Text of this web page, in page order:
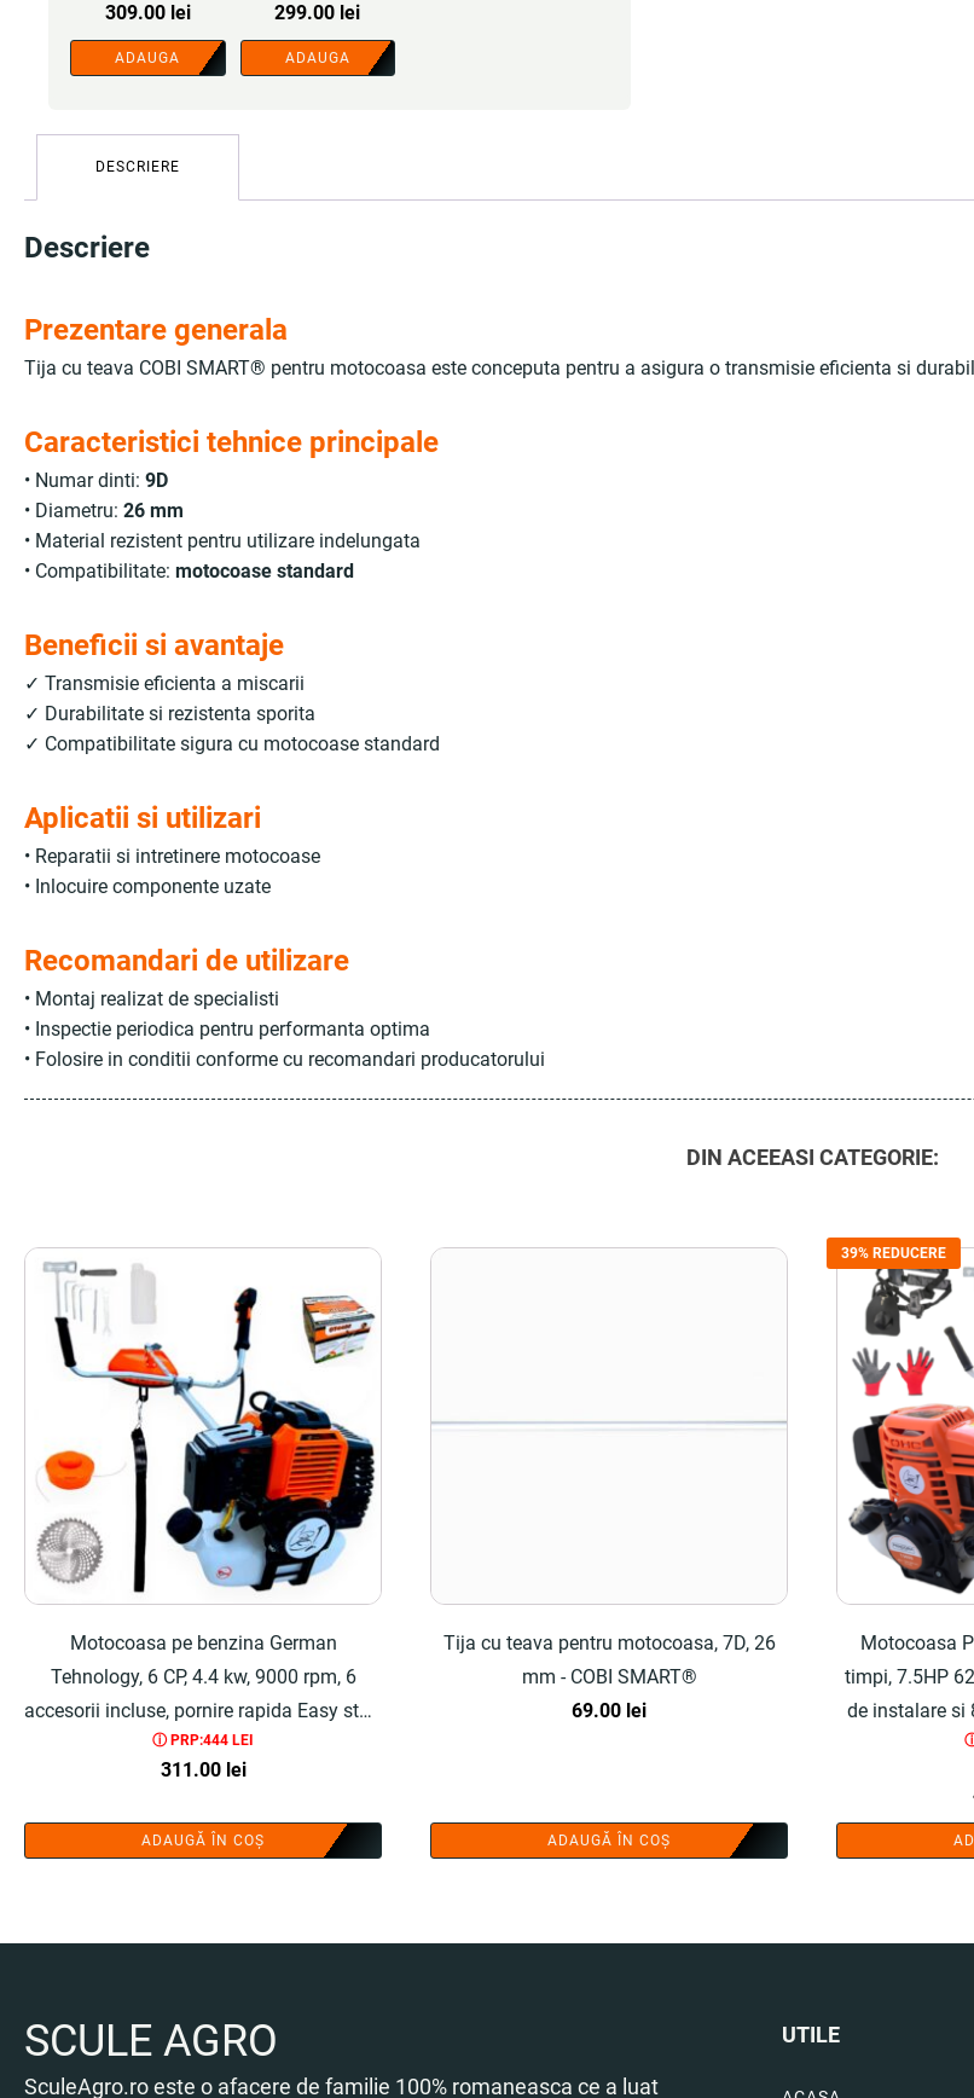
9000 rpm, 5 accesorii,
COBI SMART®
309.00 lei
ADAUGA
299.00 lei
ADAUGA
DESCRIERE
Descriere
Prezentare generala
Tija cu teava COBI SMART® pentru motocoasa este conceputa pentru a asigura o transmisie eficienta si
Caracteristici tehnice principale
• Numar dinti: 9D
• Diametru: 26 mm
• Material rezistent pentru utilizare indelungata
• Compatibilitate: motocoase standard
Beneficii si avantaje
✓ Transmisie eficienta a miscarii
✓ Durabilitate si rezistenta sporita
✓ Compatibilitate sigura cu motocoase standard
Aplicatii si utilizari
• Reparatii si intretinere motocoase
• Inlocuire componente uzate
Recomandari de utilizare
• Montaj realizat de specialisti
• Inspectie periodica pentru performanta optima
• Folosire in conditii conforme cu recomandari producatorului
DIN ACEEASI CATEGORIE:
Motocoasa pe benzina German
Tehnology, 6 CP, 4.4 kw, 9000 rpm, 6
accesorii incluse, pornire rapida Easy start
- COBI SMART®
ⓘ PRP:444 LEI
311.00 lei
ADAUGĂ ÎN COȘ
Tija cu teava pentru motocoasa, 7D, 26
mm - COBI SMART®
69.00 lei
ADAUGĂ ÎN COȘ
39% REDUCERE
Motocoasa
timpi, 7.5HP
de instalare si
SCULE AGRO
SculeAgro.ro este o afacere de familie 100% romaneasca ce a luat
UTILE